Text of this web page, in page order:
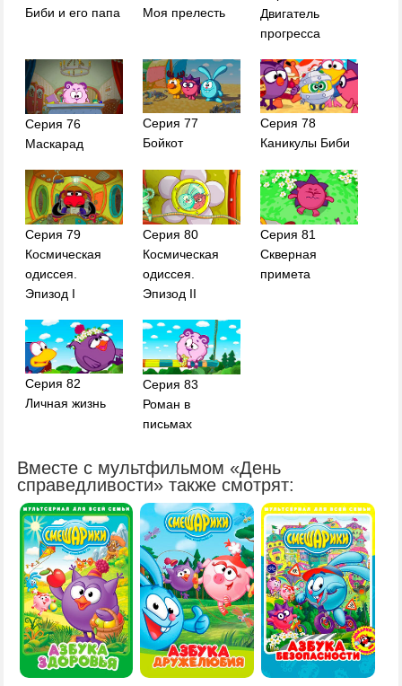
Биби и его папа
Моя прелесть
Двигатель
прогресса
Серия 76
Маскарад
Серия 77
Бойкот
Серия 78
Каникулы Биби
Серия 79
Космическая
одиссея.
Эпизод I
Серия 80
Космическая
одиссея.
Эпизод II
Серия 81
Скверная
примета
Серия 82
Личная жизнь
Серия 83
Роман в
письмах
Вместе с мультфильмом «День
справедливости» также смотрят: